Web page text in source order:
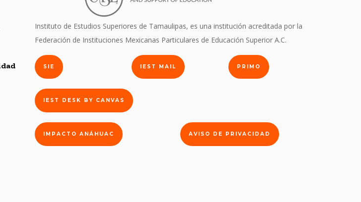
Instituto de Estudios Superiores de Tamaulipas, es una institución acreditada por la
Federación de Instituciones Mexicanas Particulares de Educación Superior A.C.
SIE IEST MAIL PRIMO
IEST DESK BY CANVAS
IMPACTO ANÁHUAC AVISO DE PRIVACIDAD